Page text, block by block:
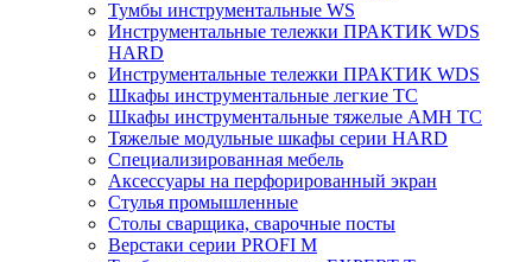
Тумбы инструментальные WS
Инструментальные тележки ПРАКТИК WDS
HARD
Инструментальные тележки ПРАКТИК WDS
Шкафы инструментальные легкие ТС
Шкафы инструментальные тяжелые AMH TC
Тяжелые модульные шкафы серии HARD
Cпециализированная мебель
Аксессуары на перфорированный экран
Стулья промышленные
Столы сварщика, сварочные посты
Верстаки серии PROFI M